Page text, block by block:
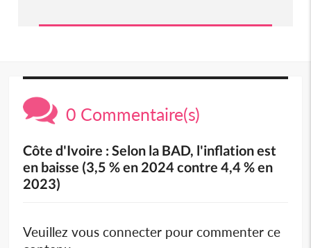
0 Commentaire(s)
Côte d'Ivoire : Selon la BAD, l'inflation est
en baisse (3,5 % en 2024 contre 4,4 % en
2023)
Veuillez vous connecter pour commenter ce